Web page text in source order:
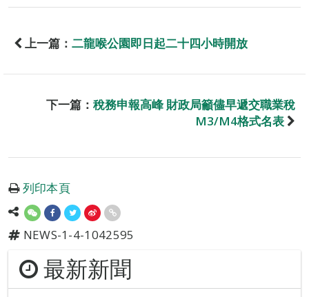
上一篇： 二龍喉公園即日起二十四小時開放
下一篇： 稅務申報高峰 財政局籲儘早遞交職業稅
M3/M4格式名表
列印本頁
NEWS-1-4-1042595
最新新聞